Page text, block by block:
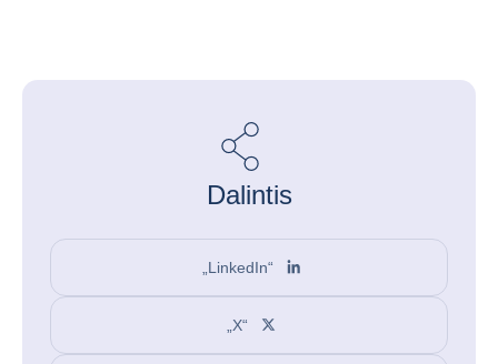
Dalintis
„LinkedIn“
„X“